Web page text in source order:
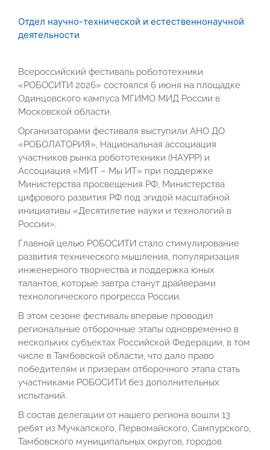
Отдел научно-технической и естественнонаучной
деятельности
Всероссийский фестиваль робототехники
«РОБОСИТИ 2026» состоялся 6 июня на площадке
Одинцовского кампуса МГИМО МИД России в
Московской области.
Организаторами фестиваля выступили АНО ДО
«РОБОЛАТОРИЯ», Национальная ассоциация
участников рынка робототехники (НАУРР) и
Ассоциация «МИТ – Мы ИТ» при поддержке
Министерства просвещения РФ, Министерства
цифрового развития РФ под эгидой масштабной
инициативы «Десятилетие науки и технологий в
России».
Главной целью РОБОСИТИ стало стимулирование
развития технического мышления, популяризация
инженерного творчества и поддержка юных
талантов, которые завтра станут драйверами
технологического прогресса России.
В этом сезоне фестиваль впервые проводил
региональные отборочные этапы одновременно в
нескольких субъектах Российской Федерации, в том
числе в Тамбовской области, что дало право
победителям и призерам отборочного этапа стать
участниками РОБОСИТИ без дополнительных
испытаний.
В состав делегации от нашего региона вошли 13
ребят из Мучкапского, Первомайского, Сампурского,
Тамбовского муниципальных округов, городов